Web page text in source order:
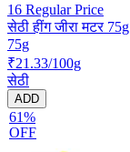
16 Regular Price
सेठी हींग जीरा मटर 75g
75g
₹21.33/100g
सेठी
ADD
61%
OFF